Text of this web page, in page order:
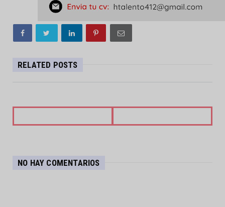
RELATED POSTS
NO HAY COMENTARIOS